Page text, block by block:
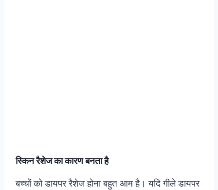
स्किन रैशेज का कारण बनता है
बच्चों को डायपर रैशेज होना बहुत आम है। यदि गीले डायपर